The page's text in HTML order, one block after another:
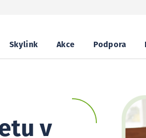
Skylink Akce Podpora
v